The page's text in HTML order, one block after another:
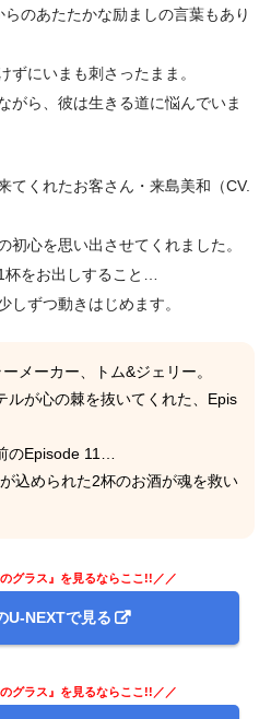
のあたたかな励ましの言葉もあり
ずにいまも刺さったまま。
がら、彼は生きる道に悩んでいま
てくれたお客さん・来島美和（CV.
初心を思い出させてくれました。
をお出しすること…
しずつ動きはじめます。
メーカー、トム&ジェリー。
ルが心の棘を抜いてくれた、Epis
のEpisode 11…
込められた2杯のお酒が魂を救い
グラス』を見るならここ!!／／
U-NEXTで見る
グラス』を見るならここ!!／／